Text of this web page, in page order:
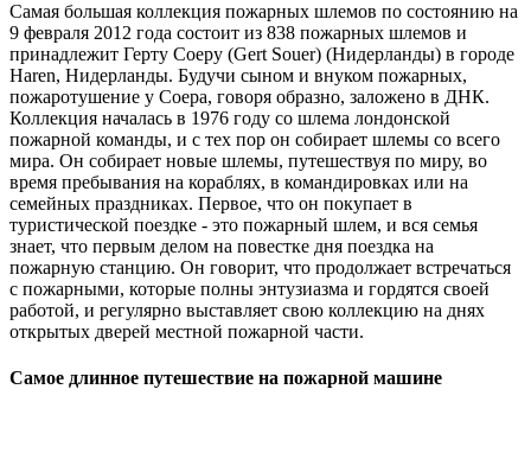
Самая большая коллекция пожарных шлемов по состоянию на
9 февраля 2012 года состоит из 838 пожарных шлемов и
принадлежит Герту Соеру (Gert Souer) (Нидерланды) в городе
Haren, Нидерланды. Будучи сыном и внуком пожарных,
пожаротушение у Соера, говоря образно, заложено в ДНК.
Коллекция началась в 1976 году со шлема лондонской
пожарной команды, и с тех пор он собирает шлемы со всего
мира. Он собирает новые шлемы, путешествуя по миру, во
время пребывания на кораблях, в командировках или на
семейных праздниках. Первое, что он покупает в
туристической поездке - это пожарный шлем, и вся семья
знает, что первым делом на повестке дня поездка на
пожарную станцию. Он говорит, что продолжает встречаться
с пожарными, которые полны энтузиазма и гордятся своей
работой, и регулярно выставляет свою коллекцию на днях
открытых дверей местной пожарной части.
Самое длинное путешествие на пожарной машине